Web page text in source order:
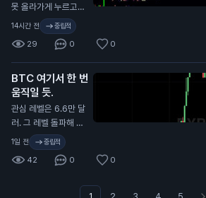
못 올라가게 누르고
있네.
14시간 전 중립적
29 0 0
BTC 여기서 한 번
움직일 듯.
관심 레벨은 6.6만 달
러. 그 레벨 돌파해 지
지 전환하면 더 위로
뻗을 수 있고, 아니면
저항 맞고 밀릴 듯.
1일 전 중립적
42 0 0